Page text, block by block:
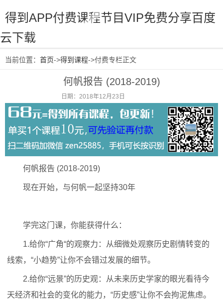
得到APP付费课程节目VIP免费分享百度
云下载
当前位置： 首页->得到课程->付费专栏正文
何帆报告 (2018-2019)
日期：2018年12月23日
何帆报告 (2018-2019)
现在开始，与何帆一起坚持30年
学完这门课，你能获得什么：
1.给你“广角“的观察力：从细微处观察历史剧情转变的
线索，“小趋势”让你不会错过发展的细节。
2.给你“远景”的历史观：从未来历史学家的眼光看待今
天经济和社会的变化的能力，“历史感”让你不会拘泥焦虑。